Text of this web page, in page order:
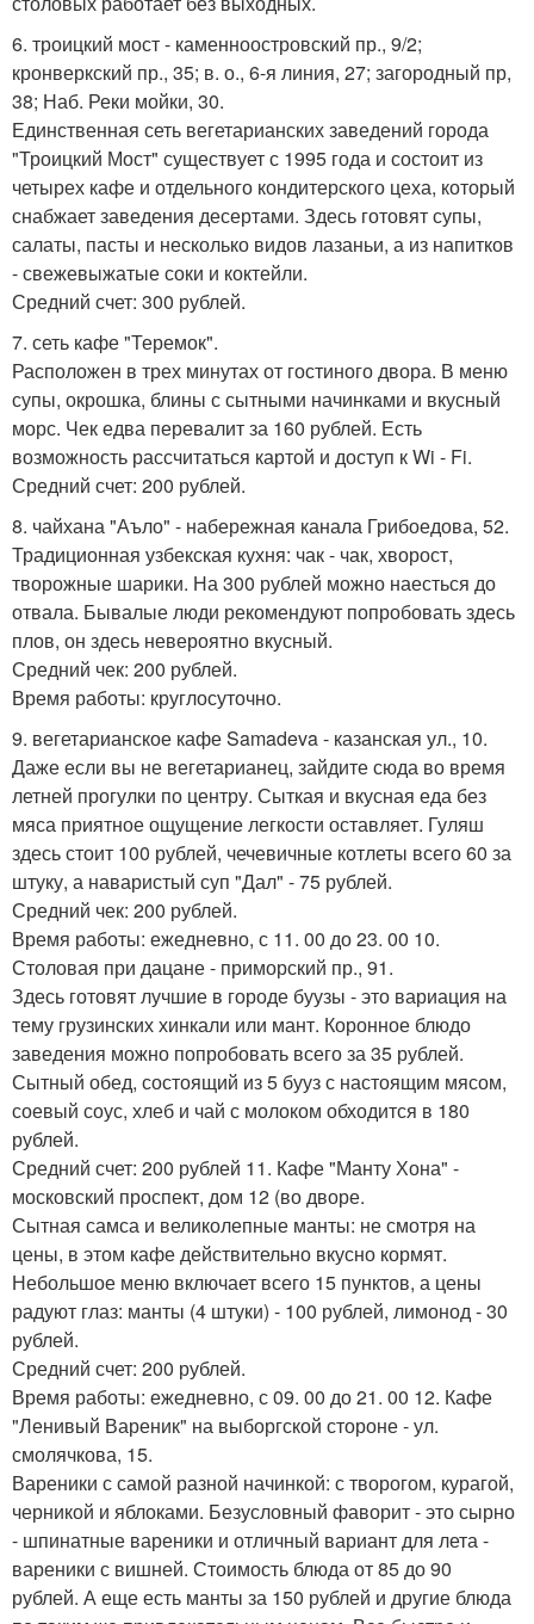
6. троицкий мост - каменноостровский пр., 9/2;
кронверкский пр., 35; в. о., 6-я линия, 27; загородный пр,
38; Наб. Реки мойки, 30.
Единственная сеть вегетарианских заведений города
"Троицкий Мост" существует с 1995 года и состоит из
четырех кафе и отдельного кондитерского цеха, который
снабжает заведения десертами. Здесь готовят супы,
салаты, пасты и несколько видов лазаньи, а из напитков
- свежевыжатые соки и коктейли.
Средний счет: 300 рублей.
7. сеть кафе "Теремок".
Расположен в трех минутах от гостиного двора. В меню
супы, окрошка, блины с сытными начинками и вкусный
морс. Чек едва перевалит за 160 рублей. Есть
возможность рассчитаться картой и доступ к Wi - Fi.
Средний счет: 200 рублей.
8. чайхана "Аъло" - набережная канала Грибоедова, 52.
Традиционная узбекская кухня: чак - чак, хворост,
творожные шарики. На 300 рублей можно наесться до
отвала. Бывалые люди рекомендуют попробовать здесь
плов, он здесь невероятно вкусный.
Средний чек: 200 рублей.
Время работы: круглосуточно.
9. вегетарианское кафе Samadeva - казанская ул., 10.
Даже если вы не вегетарианец, зайдите сюда во время
летней прогулки по центру. Сыткая и вкусная еда без
мяса приятное ощущение легкости оставляет. Гуляш
здесь стоит 100 рублей, чечевичные котлеты всего 60 за
штуку, а наваристый суп "Дал" - 75 рублей.
Средний чек: 200 рублей.
Время работы: ежедневно, с 11. 00 до 23. 00 10.
Столовая при дацане - приморский пр., 91.
Здесь готовят лучшие в городе буузы - это вариация на
тему грузинских хинкали или мант. Коронное блюдо
заведения можно попробовать всего за 35 рублей.
Сытный обед, состоящий из 5 бууз с настоящим мясом,
соевый соус, хлеб и чай с молоком обходится в 180
рублей.
Средний счет: 200 рублей 11. Кафе "Манту Хона" -
московский проспект, дом 12 (во дворе.
Сытная самса и великолепные манты: не смотря на
цены, в этом кафе действительно вкусно кормят.
Небольшое меню включает всего 15 пунктов, а цены
радуют глаз: манты (4 штуки) - 100 рублей, лимонод - 30
рублей.
Средний счет: 200 рублей.
Время работы: ежедневно, с 09. 00 до 21. 00 12. Кафе
"Ленивый Вареник" на выборгской стороне - ул.
смолячкова, 15.
Вареники с самой разной начинкой: с творогом, курагой,
черникой и яблоками. Безусловный фаворит - это сырно
- шпинатные вареники и отличный вариант для лета -
вареники с вишней. Стоимость блюда от 85 до 90
рублей. А еще есть манты за 150 рублей и другие блюда